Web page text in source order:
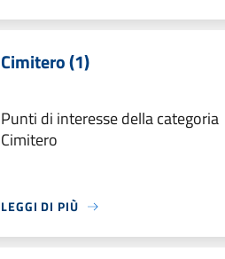
Cimitero (1)
Punti di interesse della categoria
Cimitero
LEGGI DI PIÙ